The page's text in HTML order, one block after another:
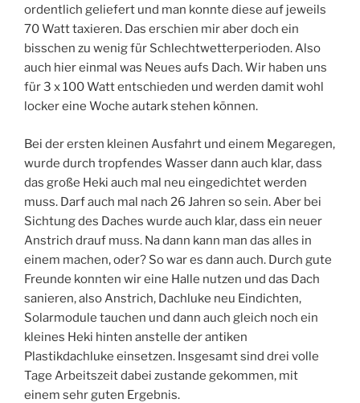
ordentlich geliefert und man konnte diese auf jeweils
70 Watt taxieren. Das erschien mir aber doch ein
bisschen zu wenig für Schlechtwetterperioden. Also
auch hier einmal was Neues aufs Dach. Wir haben uns
für 3 x 100 Watt entschieden und werden damit wohl
locker eine Woche autark stehen können.
Bei der ersten kleinen Ausfahrt und einem Megaregen,
wurde durch tropfendes Wasser dann auch klar, dass
das große Heki auch mal neu eingedichtet werden
muss. Darf auch mal nach 26 Jahren so sein. Aber bei
Sichtung des Daches wurde auch klar, dass ein neuer
Anstrich drauf muss. Na dann kann man das alles in
einem machen, oder? So war es dann auch. Durch gute
Freunde konnten wir eine Halle nutzen und das Dach
sanieren, also Anstrich, Dachluke neu Eindichten,
Solarmodule tauchen und dann auch gleich noch ein
kleines Heki hinten anstelle der antiken
Plastikdachluke einsetzen. Insgesamt sind drei volle
Tage Arbeitszeit dabei zustande gekommen, mit
einem sehr guten Ergebnis.